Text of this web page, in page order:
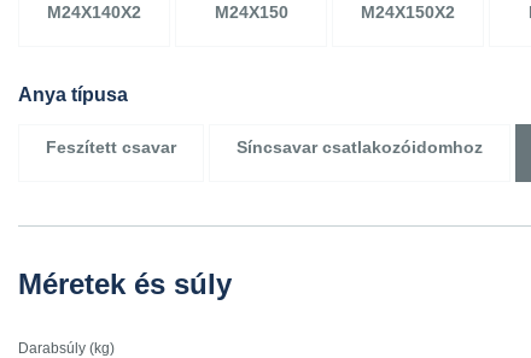
M24X140X2 M24X150 M24X150X2
Anya típusa
Feszített csavar Síncsavar csatlakozóidomhoz
Méretek és súly
Darabsúly (kg)